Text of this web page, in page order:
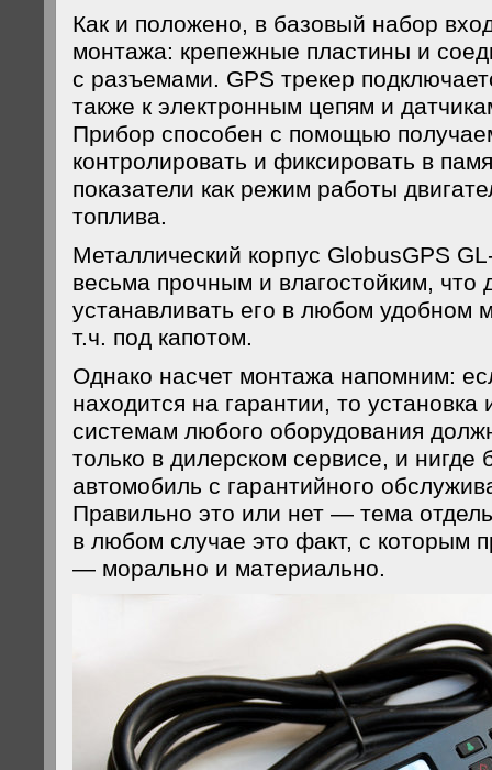
Как и положено, в базовый набор
монтажа: крепежные пластины и
с разъемами. GPS трекер
также к электронным цепям и
Прибор способен с помощью
контролировать и фиксировать в
показатели как режим работы
топлива.
Металлический корпус GlobusGPS
весьма прочным и влагостойким, что
устанавливать его в любом удобном
т.ч. под капотом.
Однако насчет монтажа напомним:
находится на гарантии, то установка
системам любого оборудования
только в дилерском сервисе, и нигде
автомобиль с гарантийного
Правильно это или нет — тема
в любом случае это факт, с которым
— морально и материально.